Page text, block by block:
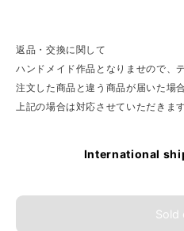
返品・交換に関して
ハンドメイド作品となりませので、
注文した商品と違う商品が届いた場合
上記の場合は対応させていただきます
International
Sold